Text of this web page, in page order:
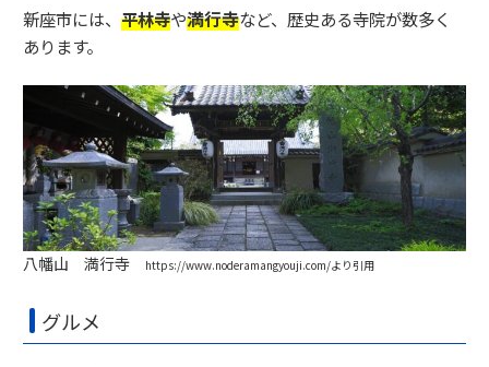
新座市には、 平林寺や満行寺など、歴史ある寺院が数多く
あります。
八幡山 満行寺​​ https://www.noderamangyouji.com/より引用
グルメ